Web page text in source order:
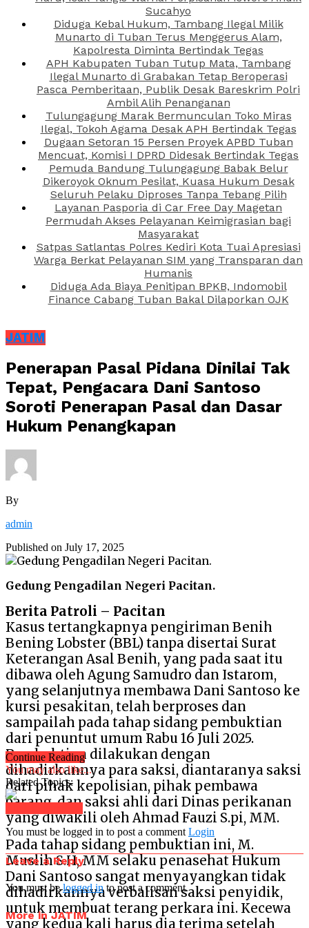
Sucahyo
Diduga Kebal Hukum, Tambang Ilegal Milik
Munarto di Tuban Terus Menggerus Alam,
Kapolresta Diminta Bertindak Tegas
APH Kabupaten Tuban Tutup Mata, Tambang
Ilegal Munarto di Grabakan Tetap Beroperasi
Pasca Pemberitaan, Publik Desak Bareskrim Polri
Ambil Alih Penanganan
Tulungagung Marak Bermunculan Toko Miras
Ilegal, Tokoh Agama Desak APH Bertindak Tegas
Dugaan Setoran 15 Persen Proyek APBD Tuban
Mencuat, Komisi I DPRD Didesak Bertindak Tegas
Pemuda Bandung Tulungagung Babak Belur
Dikeroyok Oknum Pesilat, Kuasa Hukum Desak
Seluruh Pelaku Diproses Tanpa Tebang Pilih
Layanan Pasporia di Car Free Day Magetan
Permudah Akses Pelayanan Keimigrasian bagi
Masyarakat
Satpas Satlantas Polres Kediri Kota Tuai Apresiasi
Warga Berkat Pelayanan SIM yang Transparan dan
Humanis
Diduga Ada Biaya Penitipan BPKB, Indomobil
Finance Cabang Tuban Bakal Dilaporkan OJK
JATIM
Penerapan Pasal Pidana Dinilai Tak
Tepat, Pengacara Dani Santoso
Soroti Penerapan Pasal dan Dasar
Hukum Penangkapan
By
admin
Published on July 17, 2025
Gedung Pengadilan Negeri Pacitan.
Berita Patroli – Pacitan
Kasus tertangkapnya pengiriman Benih
Bening Lobster (BBL) tanpa disertai Surat
Keterangan Asal Benih, yang pada saat itu
dibawa oleh Agung Samudro dan Istarom,
yang selanjutnya membawa Dani Santoso ke
kursi pesakitan, telah berproses dan
sampailah pada tahap sidang pembuktian
dari penuntut umum Rabu 16 Juli 2025.
Pembuktian dilakukan dengan
dihadirkannya para saksi, diantaranya saksi
dari pihak kepolisian, pihak pembawa
barang, dan saksi ahli dari Dinas perikanan
yang diwakili oleh Ahmad Fauzi S.pi, MM.
Pada tahap sidang pembuktian ini, M.
Muslih S.H, MM selaku penasehat Hukum
Dani Santoso sangat menyayangkan tidak
dihadirkannya verbalisan saksi penyidik,
untuk membuat terang perkara ini. Kecewa
yang kedua kali harus dia terima setelah
Continue Reading
You may also like...
Related Topics:
You must be logged in to post a comment Login
Leave a Reply
You must belogged into post a comment.
More in JATIM